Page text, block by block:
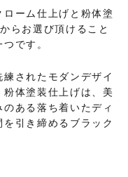
ーム仕上げと粉体塗
らお選び頂けること
です。
されたモダンデザイ
体塗装仕上げは、美
ある落ち着いたディ
引き締めるブラック